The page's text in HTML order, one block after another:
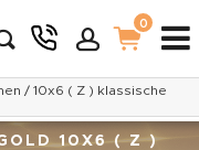
0
/ 10x6 ( Z ) klassische
10X6 ( Z )